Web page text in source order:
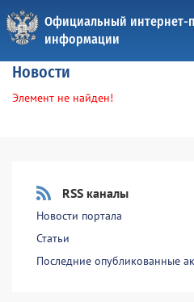
Официальный интернет-
информации
Новости
Элемент не найден!
RSS каналы
Новости портала
Статьи
Последние опубликованные